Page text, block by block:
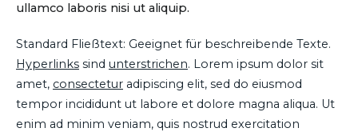
ullamco laboris nisi ut aliquip.
Standard Fließtext: Geeignet für beschreibende Texte.
Hyperlinks sind unterstrichen. Lorem ipsum dolor sit
amet, consectetur adipiscing elit, sed do eiusmod
tempor incididunt ut labore et dolore magna aliqua. Ut
enim ad minim veniam, quis nostrud exercitation